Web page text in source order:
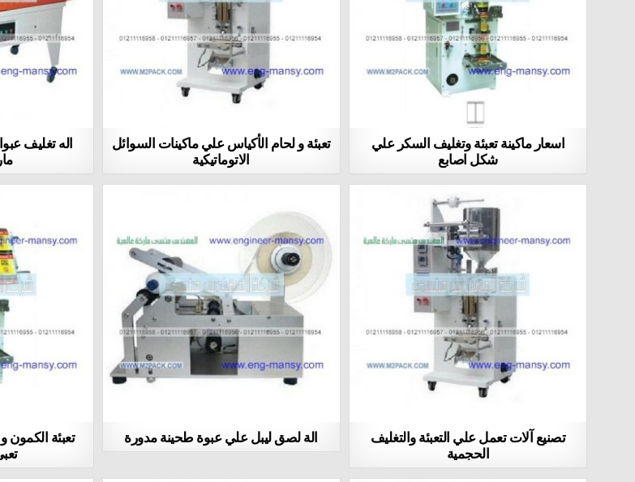
اله تغليف
تعبئة و لحام الأكياس علي ماكينات السوائل
الاتوماتيكية
اسعار ماكينة تعبئة وتغليف السكر علي
شكل اصابع
تعبئة الكمون
الة لصق ليبل علي عبوة طحينة مدورة
تصنيع آلات تعمل علي التعبئة والتغليف
الحجمية